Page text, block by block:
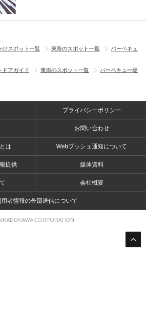
けスポット一覧 東海のスポット一覧
バーベキュ
ドアガイド 東海のスポット一覧
バーベキュー場
プライバシーポリシー
お問い合わせ
は Webプッシュ通知について
提供 媒体資料
会社概要
用者情報の外部送信について
CORPORATION